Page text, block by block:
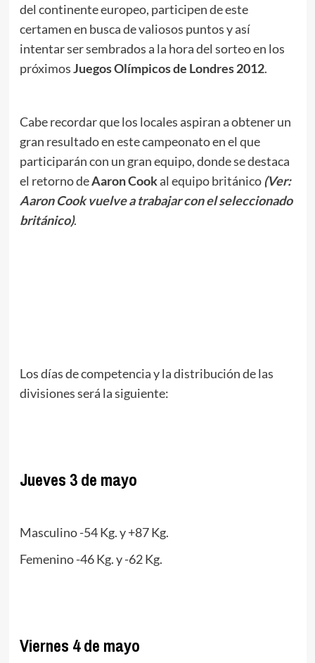
del continente europeo, participen de este
certamen en busca de valiosos puntos y así
intentar ser sembrados a la hora del sorteo en los
próximosJuegos Olímpicos de Londres 2012.
Cabe recordar que los locales aspiran a obtener un
gran resultado en este campeonato en el que
participarán con un gran equipo, donde se destaca
el retorno deAaron Cookal equipo británico(Ver:
Aaron Cook vuelve a trabajar con el seleccionado
británico).
Los días de competencia y la distribución de las
divisiones será la siguiente:
Jueves 3 de mayo
Masculino -54 Kg. y +87 Kg.
Femenino -46 Kg. y -62 Kg.
Viernes 4 de mayo